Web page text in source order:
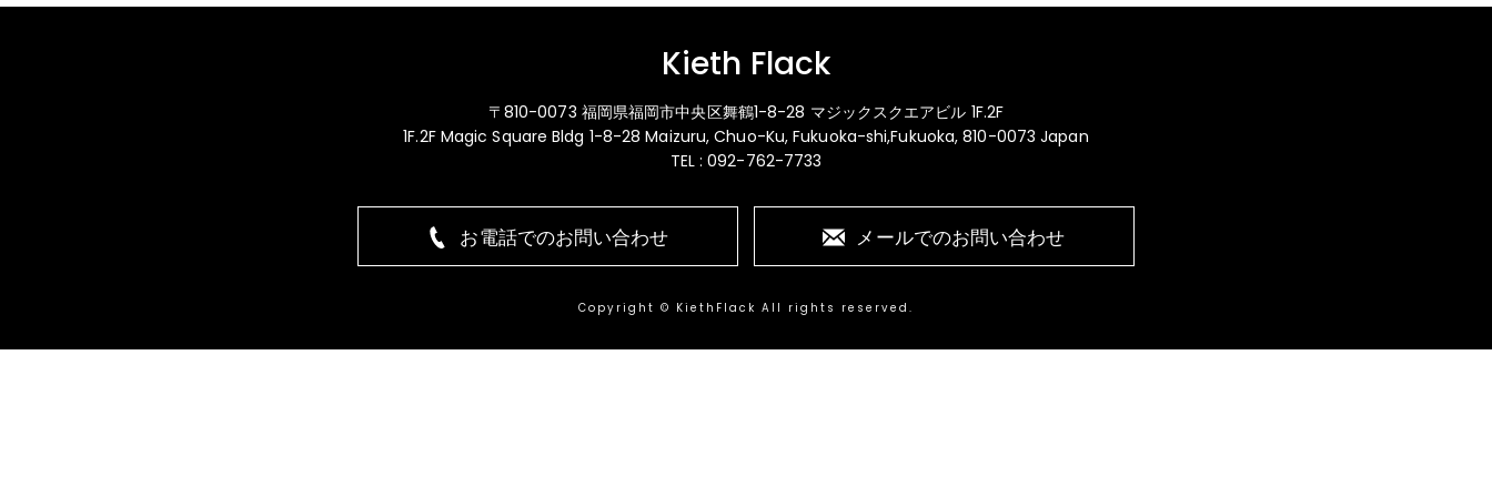
Kieth Flack
〒810-0073 福岡県福岡市中央区舞鶴1-8-28 マジックスクエアビル 1F.2F
1F.2F Magic Square Bldg 1-8-28 Maizuru, Chuo-Ku, Fukuoka-shi,Fukuoka, 810-0073 Japan
TEL : 092-762-7733
お電話でのお問い合わせ メールでのお問い合わせ
Copyright © KiethFlack All rights reserved.